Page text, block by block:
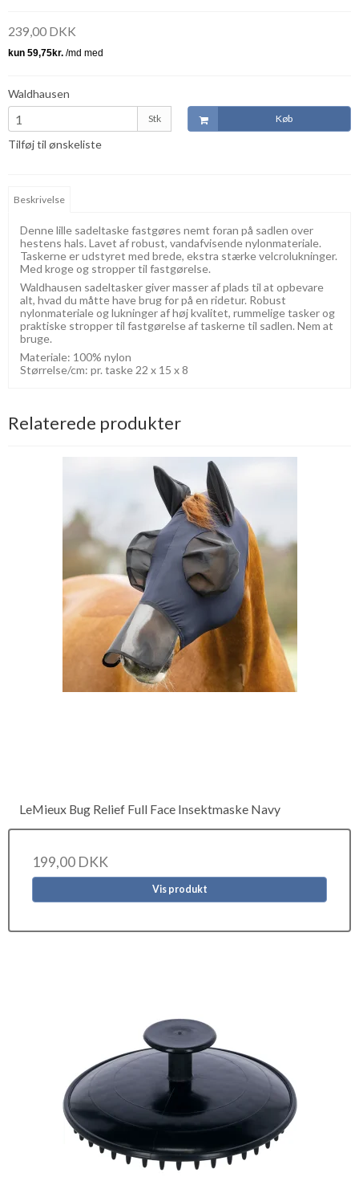
239,00 DKK
Waldhausen
Stk Køb
Tilføj til ønskeliste
Beskrivelse
Denne lille sadeltaske fastgøres nemt foran på sadlen over
hestens hals. Lavet af robust, vandafvisende nylonmateriale.
Taskerne er udstyret med brede, ekstra stærke velcrolukninger.
Med kroge og stropper til fastgørelse.
Waldhausen sadeltasker giver masser af plads til at opbevare
alt, hvad du måtte have brug for på en ridetur. Robust
nylonmateriale og lukninger af høj kvalitet, rummelige tasker og
praktiske stropper til fastgørelse af taskerne til sadlen. Nem at
bruge.
Materiale: 100% nylon
Størrelse/cm: pr. taske 22 x 15 x 8
Relaterede produkter
LeMieux Bug Relief Full Face Insektmaske Navy
199,00 DKK
Vis produkt